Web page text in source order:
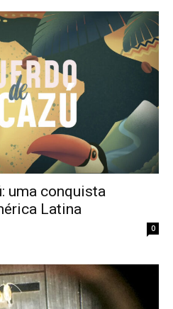
uma conquista
Latina
0